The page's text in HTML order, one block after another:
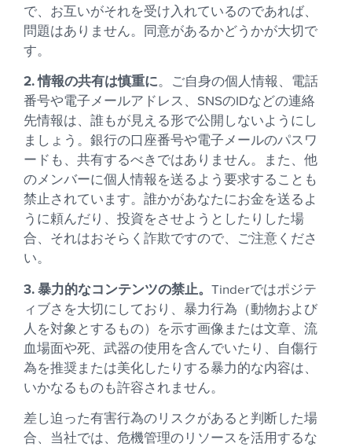
で、お互いがそれを受け入れているのであれば、
問題はありません。同意があるかどうかが大切で
す。
2. 情報の共有は慎重に。ご自身の個人情報、電話
番号や電子メールアドレス、SNSのIDなどの連絡
先情報は、誰もが見える形で公開しないようにし
ましょう。銀行の口座番号や電子メールのパスワ
ードも、共有するべきではありません。また、他
のメンバーに個人情報を送るよう要求することも
禁止されています。誰かがあなたにお金を送るよ
うに頼んだり、投資をさせようとしたりした場
合、それはおそらく詐欺ですので、ご注意くださ
い。
3. 暴力的なコンテンツの禁止。Tinderではポジテ
ィブさを大切にしており、暴力行為（動物および
人を対象とするもの）を示す画像または文章、流
血場面や死、武器の使用を含んでいたり、自傷行
為を推奨または美化したりする暴力的な内容は、
いかなるものも許容されません。
差し迫った有害行為のリスクがあると判断した場
合、当社では、危機管理のリソースを活用するな